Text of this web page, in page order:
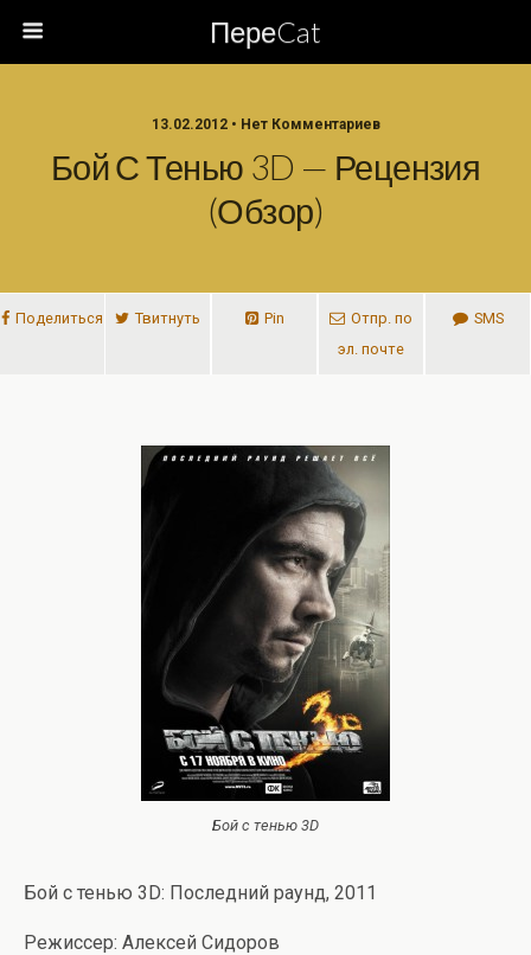
ПереCat
13.02.2012 • Нет Комментариев
Бой С Тенью 3D — Рецензия
(обзор)
Поделиться Твитнуть Pin
Отпр. по
эл. почте
SMS
Бой с тенью 3D
Бой с тенью 3D: Последний раунд, 2011
Режиссер: Алексей Сидоров